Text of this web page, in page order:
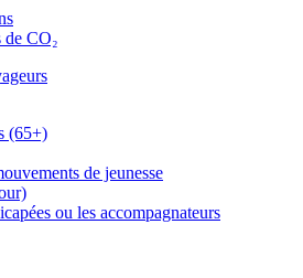
de CO₂
(65+)
de jeunesse
ou les accompagnateurs